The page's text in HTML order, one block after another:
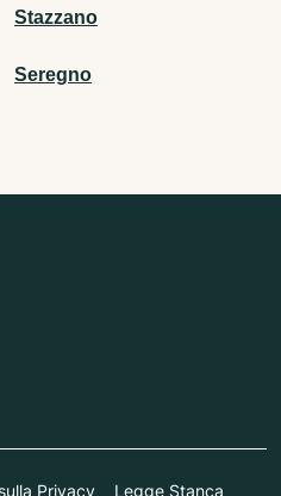
Stazzano
Seregno
Privacy Legge Stanca